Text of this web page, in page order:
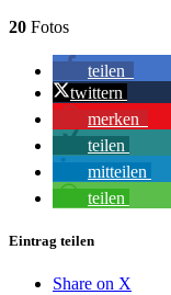
20 Fotos
teilen
twittern
merken
teilen
mitteilen
teilen
Eintrag teilen
Share on X